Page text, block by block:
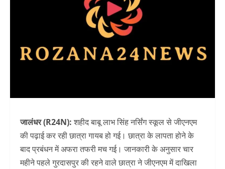
जालंधर (R24N): शहीद बाबू लाभ सिंह नर्सिंग स्कूल से जीएनएम
की पढ़ाई कर रही छात्रा गायब हो गई। छात्रा के लापता होने के
बाद प्रबंधन में अफरा तफरी मच गई। जानकारी के अनुसार चार
महीने पहले गुरदासपुर की रहने वाले छात्रा ने जीएनएम में दाखिला